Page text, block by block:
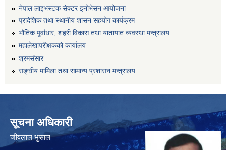
नेपाल लाइभस्टक सेक्टर इनोभेसन आयोजना
प्रादेशिक तथा स्थानीय शासन सहयोग कार्यक्रम
भौतिक पूर्वाधार, शहरी विकास तथा यातायात व्यवस्था मन्त्रालय
महालेखापरीक्षकको कार्यालय
श्रमसंसार
सङ्घीय मामिला तथा सामान्य प्रशासन मन्त्रालय
सूचना अधिकारी
जीवलाल भुसाल